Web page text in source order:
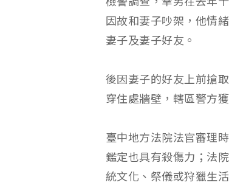
因故和妻子吵架，他情
妻子及妻子好友。
後因妻子的好友上前搶
穿住處牆壁，轄區警方
臺中地方法院法官審理
鑑定也具有殺傷力；法
統文化、祭儀或狩獵生